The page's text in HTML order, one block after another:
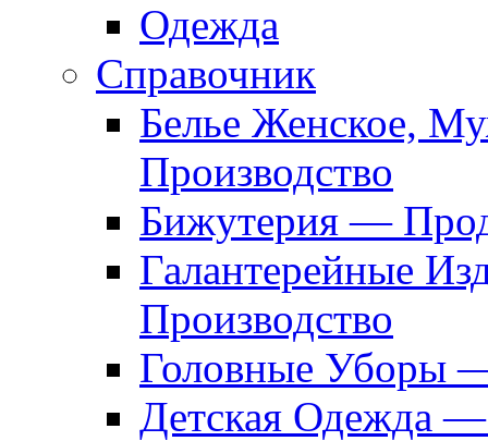
Одежда
Справочник
Белье Женское,
Производство
Бижутерия —
Галантерейные
Производство
Головные Уборы
Детская Одежда